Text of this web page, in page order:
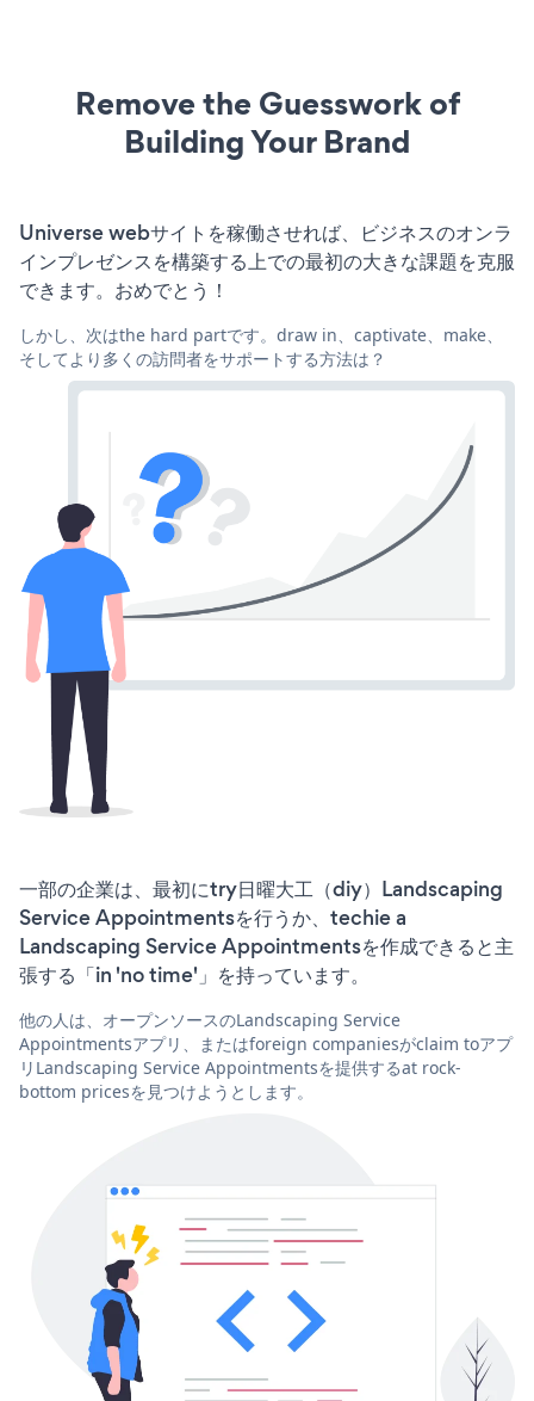
Remove the Guesswork of
Building Your Brand
Universe webサイトを稼働させれば、ビジネスのオンラ
インプレゼンスを構築する上での最初の大きな課題を克服
できます。おめでとう！
しかし、次はthe hard partです。draw in、captivate、make、
そしてより多くの訪問者をサポートする方法は？
一部の企業は、最初にtry日曜大工（diy）Landscaping
Service Appointmentsを行うか、techie a
Landscaping Service Appointmentsを作成できると主
張する「in 'no time'」を持っています。
他の人は、オープンソースのLandscaping Service
Appointmentsアプリ、またはforeign companiesがclaim toアプ
リLandscaping Service Appointmentsを提供するat rock-
bottom pricesを見つけようとします。